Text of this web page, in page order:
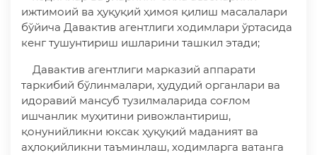
ижтимоий ва ҳуқуқий ҳимоя қилиш масалалари
бўйича Давактив агентлиги ходимлари ўртасида
кенг тушунтириш ишларини ташкил этади;
Давактив агентлиги марказий аппарати
таркибий бўлинмалари, ҳудудий органлари ва
идоравий мансуб тузилмаларида соғлом
ишчанлик муҳитини ривожлантириш,
қонунийликни юксак ҳуқуқий маданият ва
аҳлоқийликни таъминлаш, ходимларга ватанга